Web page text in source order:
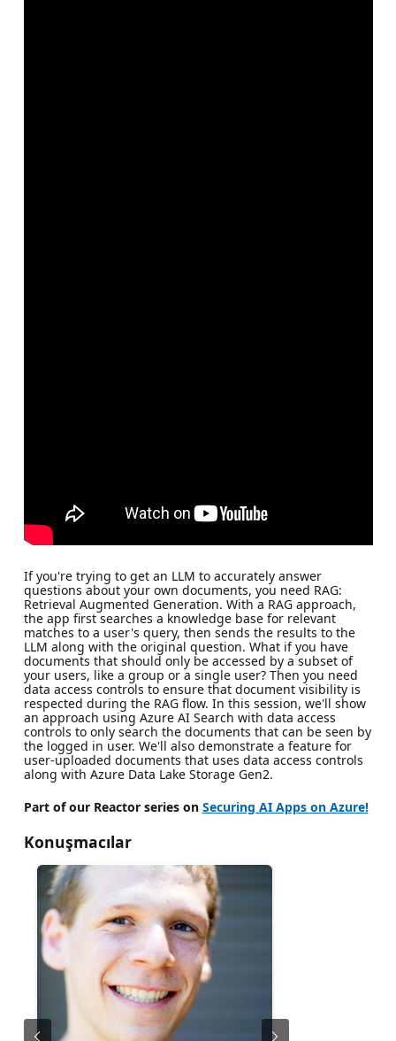
If you're trying to get an LLM to accurately answer
questions about your own documents, you need RAG:
Retrieval Augmented Generation. With a RAG approach,
the app first searches a knowledge base for relevant
matches to a user's query, then sends the results to the
LLM along with the original question. What if you have
documents that should only be accessed by a subset of
your users, like a group or a single user? Then you need
data access controls to ensure that document visibility is
respected during the RAG flow. In this session, we'll show
an approach using Azure AI Search with data access
controls to only search the documents that can be seen by
the logged in user. We'll also demonstrate a feature for
user-uploaded documents that uses data access controls
along with Azure Data Lake Storage Gen2.
Part of our Reactor series on Securing AI Apps on Azure!
Konuşmacılar